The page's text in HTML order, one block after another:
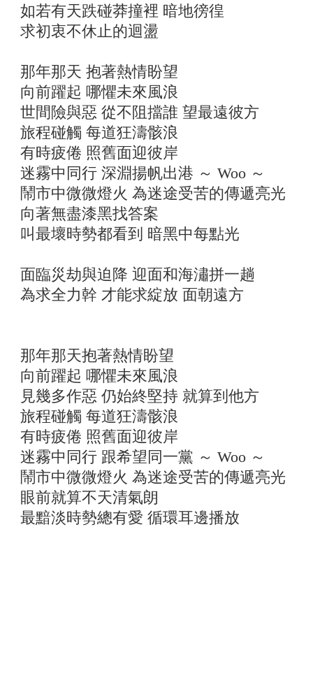
如若有天跌碰莽撞裡 暗地徬徨
求初衷不休止的迴盪
那年那天 抱著熱情盼望
向前躍起 哪懼未來風浪
世間險與惡 從不阻擋誰 望最遠彼方
旅程碰觸 每道狂濤骸浪
有時疲倦 照舊面迎彼岸
迷霧中同行 深淵揚帆出港 ～ Woo ～
鬧市中微微燈火 為迷途受苦的傳遞亮光
向著無盡漆黑找答案
叫最壞時勢都看到 暗黑中每點光
面臨災劫與迫降 迎面和海潚拼一趟
為求全力幹 才能求綻放 面朝遠方
那年那天抱著熱情盼望
向前躍起 哪懼未來風浪
見幾多作惡 仍始終堅持 就算到他方
旅程碰觸 每道狂濤骸浪
有時疲倦 照舊面迎彼岸
迷霧中同行 跟希望同一黨 ～ Woo ～
鬧市中微微燈火 為迷途受苦的傳遞亮光
眼前就算不天清氣朗
最黯淡時勢總有愛 循環耳邊播放